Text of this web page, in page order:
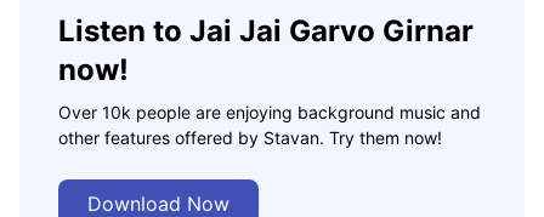
Listen to Jai Jai Garvo Girnar
now!
Over 10k people are enjoying background music and
other features offered by Stavan. Try them now!
Download Now